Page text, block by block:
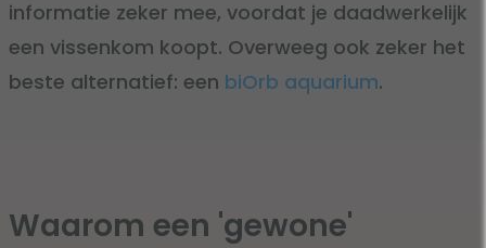
informatie zeker mee, voordat je daadwerkelijk
een vissenkom koopt. Overweeg ook zeker het
beste alternatief: een biOrb aquarium.
Waarom een 'gewone'